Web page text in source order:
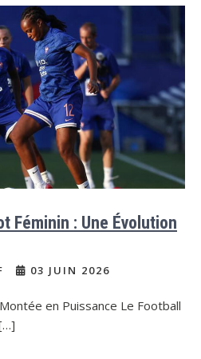
Féminin : Une Évolution
03 JUIN 2026
en Puissance Le Football